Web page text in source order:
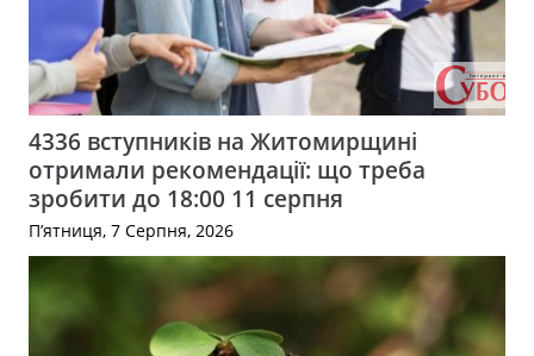
4336 вступників на Житомирщині
отримали рекомендації: що треба
зробити до 18:00 11 серпня
П’ятниця, 7 Серпня, 2026